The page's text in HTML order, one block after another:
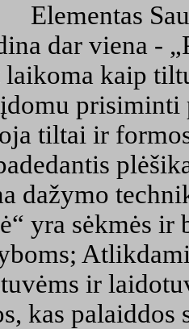
Elementas
dar viena -
kaip
prisiminti
tiltai ir
dažymo
yra sėkmės
ir
kas